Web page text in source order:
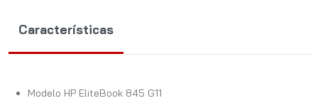
Características
Modelo HP EliteBook 845 G11